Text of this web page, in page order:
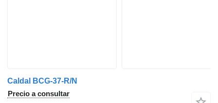
Caldal BCG-37-R/N
Precio a consultar